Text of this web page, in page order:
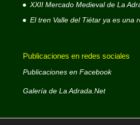
XXII Mercado Medieval de La
El tren Valle del Tiétar ya es una
Publicaciones en redes sociales
Publicaciones en Facebook
Galería de La Adrada.Net